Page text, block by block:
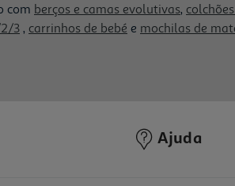
com berços e camas evolutivas,
3 , carrinhos de bebé e mochilas de
Ajuda